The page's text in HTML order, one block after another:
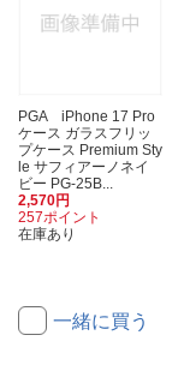
PGA iPhone 17 Pro
ケース ガラスフリッ
プケース Premium Sty
le サフィアーノネイ
ビー PG-25B...
2,570円
257ポイント
在庫あり
一緒に買う